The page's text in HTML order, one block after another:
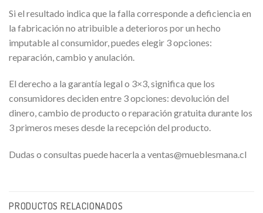
Si el resultado indica que la falla corresponde a deficiencia en
la fabricación no atribuible a deterioros por un hecho
imputable al consumidor, puedes elegir 3 opciones:
reparación, cambio y anulación.
El derecho a la garantía legal o 3×3, significa que los
consumidores deciden entre 3 opciones: devolución del
dinero, cambio de producto o reparación gratuita durante los
3 primeros meses desde la recepción del producto.
Dudas o consultas puede hacerla a ventas@mueblesmana.cl
PRODUCTOS RELACIONADOS